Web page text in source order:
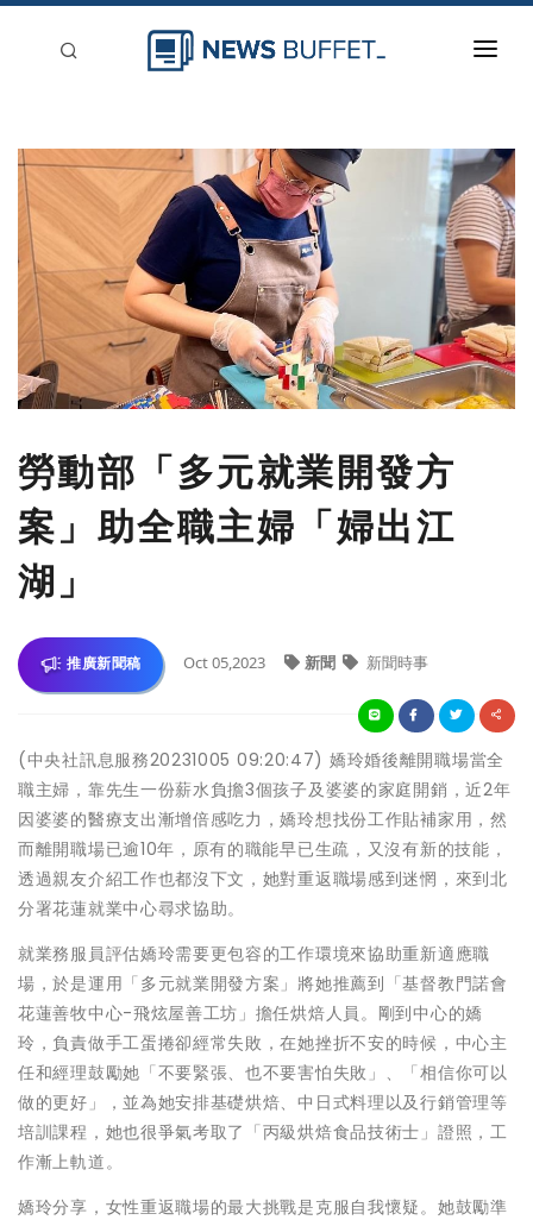
新聞稿分類
刊登
勞動部「多元就業開發方
案」助全職主婦「婦出江
湖」
推廣新聞稿 Oct 05,2023 新聞 新聞時事
(中央社訊息服務20231005 09:20:47) 嬌玲婚後離開職場當全
職主婦，靠先生一份薪水負擔3個孩子及婆婆的家庭開銷，近2年
因婆婆的醫療支出漸增倍感吃力，嬌玲想找份工作貼補家用，然
而離開職場已逾10年，原有的職能早已生疏，又沒有新的技能，
透過親友介紹工作也都沒下文，她對重返職場感到迷惘，來到北
分署花蓮就業中心尋求協助。
就業務服員評估嬌玲需要更包容的工作環境來協助重新適應職
場，於是運用「多元就業開發方案」將她推薦到「基督教門諾會
花蓮善牧中心-飛炫屋善工坊」擔任烘焙人員。剛到中心的嬌
玲，負責做手工蛋捲卻經常失敗，在她挫折不安的時候，中心主
任和經理鼓勵她「不要緊張、也不要害怕失敗」、「相信你可以
做的更好」，並為她安排基礎烘焙、中日式料理以及行銷管理等
培訓課程，她也很爭氣考取了「丙級烘焙食品技術士」證照，工
作漸上軌道。
嬌玲分享，女性重返職場的最大挑戰是克服自我懷疑。她鼓勵準